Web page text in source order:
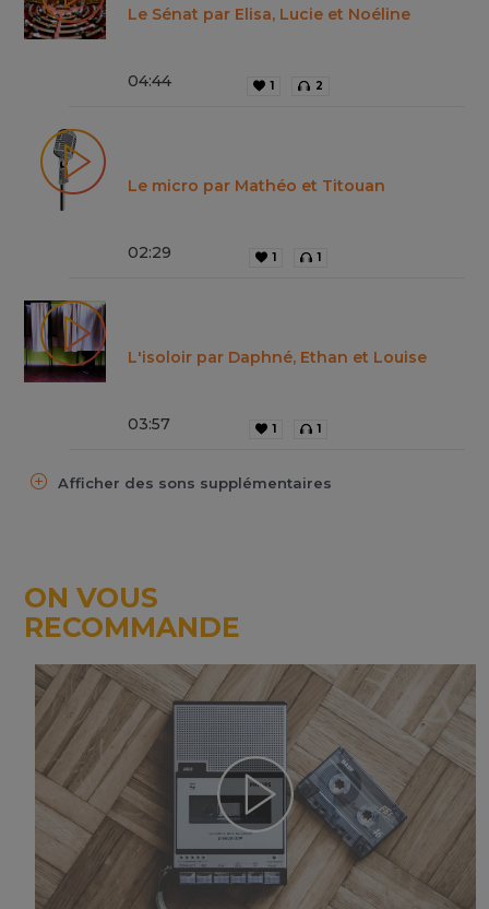
Le Sénat par Elisa, Lucie et Noéline
04:44 1 2
Le micro par Mathéo et Titouan
02:29 1 1
L'isoloir par Daphné, Ethan et Louise
03:57 1 1
Afficher des sons supplémentaires
ON VOUS
RECOMMANDE